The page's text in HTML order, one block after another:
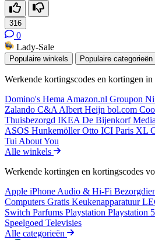
316
0
Lady-Sale
Populaire winkels Populaire categorieën
Werkende kortingscodes en kortingen in
Domino's Hema Amazon.nl Groupon
Zalando C&A Albert Heijn bol.com
Thuisbezorgd IKEA De Bijenkorf
ASOS HunkemöllerOtto ICI Paris XL
Tui About You
Alle winkels
Werkende kortingen en kortingscodes
Apple iPhone Audio & Hi-Fi
Computers Gratis Keukenapparatuur
Switch Parfums Playstation Playstation 5
Speelgoed Televisies
Alle categorieën